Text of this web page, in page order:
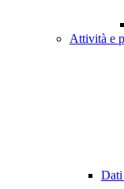
Attività e
Dati